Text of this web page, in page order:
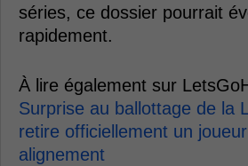
séries, ce dossier pourrait
rapidement.
À lire également sur
Surprise au ballottage de la
retire officiellement un
alignement